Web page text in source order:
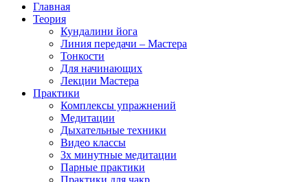
Главная
Теория
Кундалини йога
Линия передачи – Мастера
Тонкости
Для начинающих
Лекции Мастера
Практики
Комплексы упражнений
Медитации
Дыхательные техники
Видео классы
3х минутные медитации
Парные практики